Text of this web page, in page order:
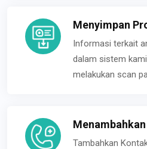
Menyimpan
Informasi terkait
dalam sistem
melakukan scan
Tambahkan